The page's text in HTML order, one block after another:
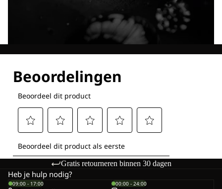
Gratis retourneren binnen 30 dagen
Heb je hulp nodig?
09:00 - 17:00 00:00 - 24:00